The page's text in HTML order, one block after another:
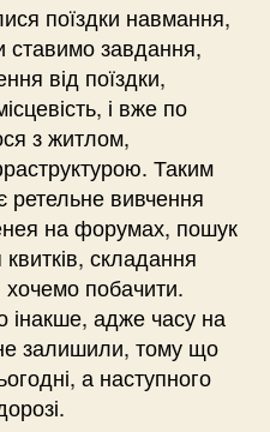
поїздки навмання,
завдання,
від поїздки,
і вже по
з житлом,
Таким
вивчення
на форумах, пошук
складання
хочемо побачити.
інакше, адже часу на
залишили, тому що
а наступного